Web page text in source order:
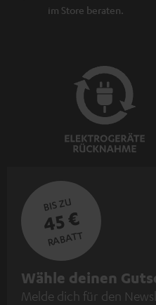
im Store beraten.
BIS ZU
45 €
RABATT
N
e
Wähle deinen
Melde dich für den